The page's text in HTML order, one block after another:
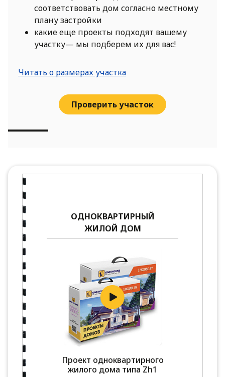
соответствовать дом согласно местному
плану застройки
какие еще проекты подходят вашему
участку— мы подберем их для вас!
Читать о размерах участка
Проверить участок
ОДНОКВАРТИРНЫЙ
ЖИЛОЙ ДОМ
Проект одноквартирного
жилого дома типа Zh1